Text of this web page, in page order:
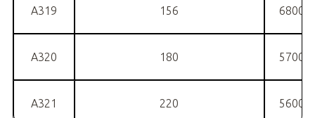
A319 156 6800
A320 180 5700
A321 220 5600